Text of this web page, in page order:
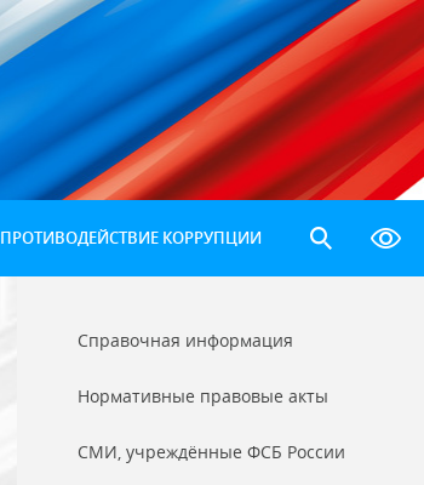
ПРОТИВОДЕЙСТВИЕ КОРРУПЦИИ
Справочная информация
Нормативные правовые акты
СМИ, учреждённые ФСБ России